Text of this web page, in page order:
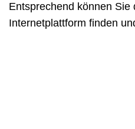
Entsprechend können
Internetplattform finden